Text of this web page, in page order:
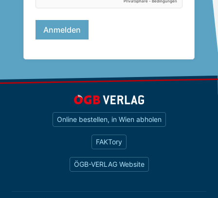
Online bestellen, in Wien abholen
FAKTory
ÖGB-VERLAG Website